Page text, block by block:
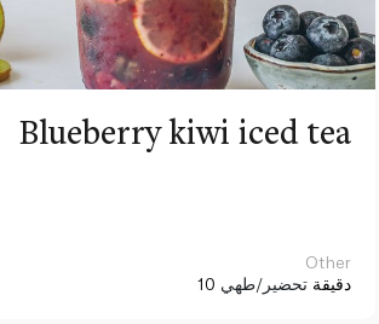
Blueberry kiwi iced tea
Other
10 دقيقة تحضير/طهي